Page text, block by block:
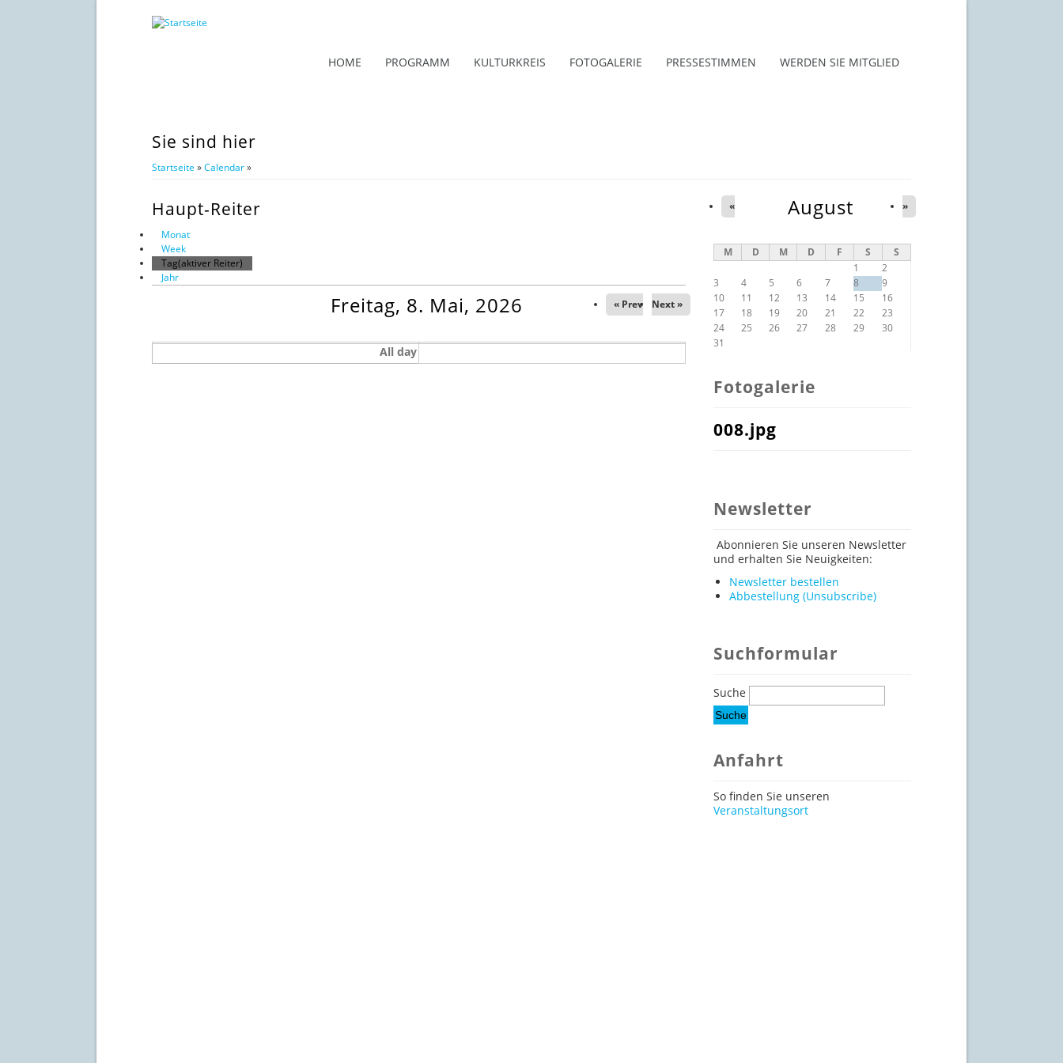
HOME PROGRAMM KULTURKREIS FOTOGALERIE PRESSESTIMMEN WERDEN SIE MITGLIED
Sie sind hier
Startseite »Calendar»
Haupt-Reiter
Monat
Week
Tag(aktiver Reiter)
Jahr
Freitag, 8. Mai, 2026 « Prev Next »
All day
August
« »
M D M D F S
S
1
2
3
4 5 6 7 8
9
10
11 12 13 14 15
16
17
18 19 20 21 22
23
24
25 26 27 28 29
30
31
Fotogalerie
008.jpg
Newsletter
Abonnieren Sie unseren Newsletter
und erhalten Sie Neuigkeiten:
Newsletter bestellen
Abbestellung (Unsubscribe)
Suchformular
Suche
Anfahrt
So finden Sie unseren
Veranstaltungsort